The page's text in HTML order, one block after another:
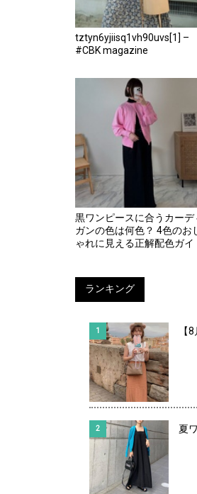
tztyn6yjiisq1vh90uvs[1] –
#CBK magazine
黒ワンピースに合うカーデ
ガンの色は何色？ 4色のお
ゃれに見える正解配色ガイ
ランキング
【
夏